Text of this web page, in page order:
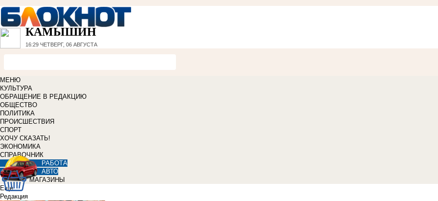
КАМЫШИН
16:29 ЧЕТВЕРГ, 06 АВГУСТА
МЕНЮ
КУЛЬТУРА
ОБРАЩЕНИЕ В РЕДАКЦИЮ
ОБЩЕСТВО
ПОЛИТИКА
ПРОИСШЕСТВИЯ
СПОРТ
ХОЧУ СКАЗАТЬ!
ЭКОНОМИКА
СПРАВОЧНИК
РАБОТА
АВТО
МАГАЗИНЫ
Еще
Редакция